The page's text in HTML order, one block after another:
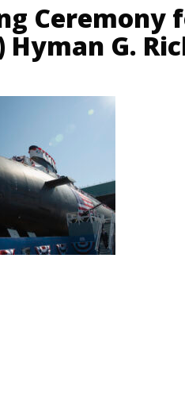
Ceremony
Hyman G.